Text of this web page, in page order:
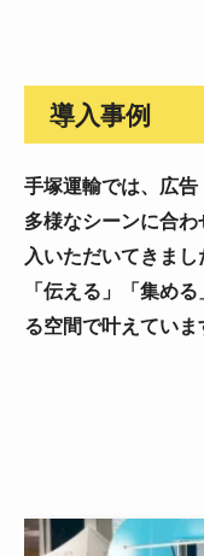
導入事例
手塚運輸では、広告
多様なシーンに合
入いただいてきまし
「伝える」「集め
る空間で叶えていま